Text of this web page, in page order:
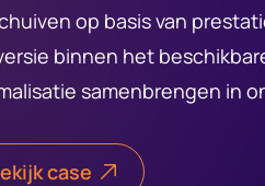
op basis van
binnen het
samenbrengen in
case